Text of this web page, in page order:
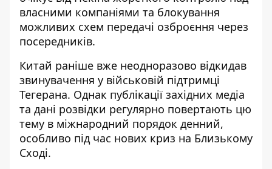
власними компаніями та блокування
можливих схем передачі озброєння через
посередників.
Китай раніше вже неодноразово відкидав
звинувачення у військовій підтримці
Тегерана. Однак публікації західних медіа
та дані розвідки регулярно повертають цю
тему в міжнародний порядок денний,
особливо під час нових криз на Близькому
Сході.